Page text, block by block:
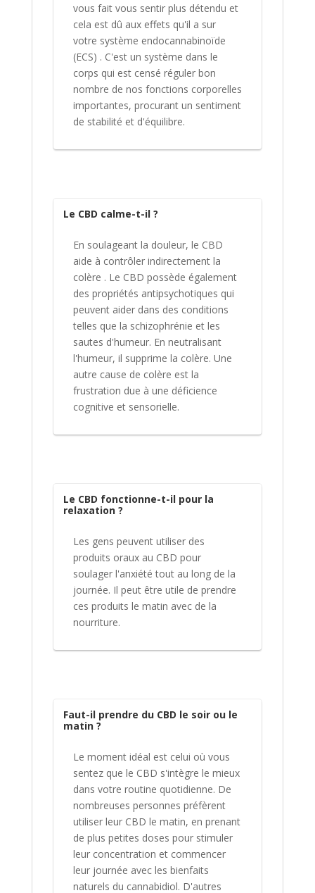
vous fait vous sentir plus détendu et
cela est dû aux effets qu'il a sur
votre système endocannabinoïde
(ECS) . C'est un système dans le
corps qui est censé réguler bon
nombre de nos fonctions corporelles
importantes, procurant un sentiment
de stabilité et d'équilibre.
Le CBD calme-t-il ?
En soulageant la douleur, le CBD
aide à contrôler indirectement la
colère . Le CBD possède également
des propriétés antipsychotiques qui
peuvent aider dans des conditions
telles que la schizophrénie et les
sautes d'humeur. En neutralisant
l'humeur, il supprime la colère. Une
autre cause de colère est la
frustration due à une déficience
cognitive et sensorielle.
Le CBD fonctionne-t-il pour la
relaxation ?
Les gens peuvent utiliser des
produits oraux au CBD pour
soulager l'anxiété tout au long de la
journée. Il peut être utile de prendre
ces produits le matin avec de la
nourriture.
Faut-il prendre du CBD le soir ou le
matin ?
Le moment idéal est celui où vous
sentez que le CBD s'intègre le mieux
dans votre routine quotidienne. De
nombreuses personnes préfèrent
utiliser leur CBD le matin, en prenant
de plus petites doses pour stimuler
leur concentration et commencer
leur journée avec les bienfaits
naturels du cannabidiol. D'autres